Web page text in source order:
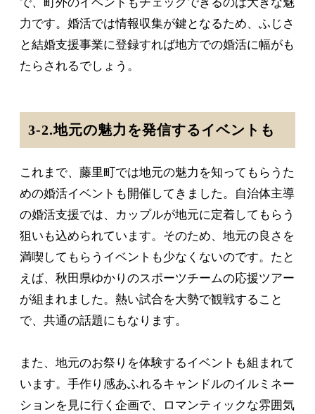
力です。婚活では情報収集が鍵となるため、ふじさ
と結婚支援事業に登録すれば地方での婚活に幅がも
たらされるでしょう。
3-2.地元の魅力を発信するイベントも
これまで、藤里町では地元の魅力を知ってもらうた
めの婚活イベントも開催してきました。自治体主導
の婚活支援では、カップルが地元に定着してもらう
狙いも込められています。そのため、地元の良さを
満喫してもらうイベントも少なくないのです。たと
えば、秋田県ゆかりのスポーツチームの応援ツアー
が組まれました。熱い試合を大勢で観戦すること
で、共通の話題にもなります。
また、地元のお祭りを体験するイベントも組まれて
います。手作り感あふれるキャンドルのイルミネー
ションを見に行く企画で、ロマンティックな雰囲気